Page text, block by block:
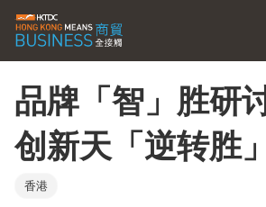
品牌「智」胜研
创新天「逆转胜」
香港